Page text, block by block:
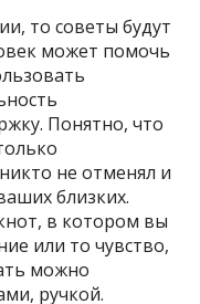
то советы будут
может помочь
Понятно, что
не отменял и
близких.
в котором вы
или то чувство,
можно
ручкой.